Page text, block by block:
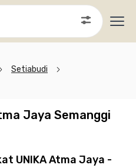
Setiabudi
Jaya Semanggi
UNIKA Atma Jaya -